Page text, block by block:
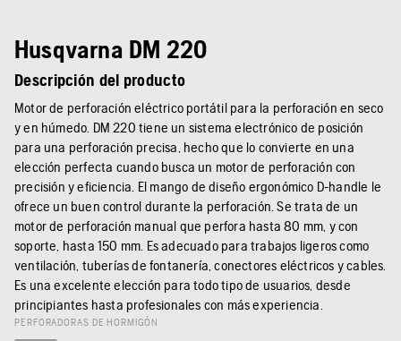
Husqvarna DM 220
Descripción del producto
Motor de perforación eléctrico portátil para la perforación en seco
y en húmedo. DM 220 tiene un sistema electrónico de posición
para una perforación precisa, hecho que lo convierte en una
elección perfecta cuando busca un motor de perforación con
precisión y eficiencia. El mango de diseño ergonómico D-handle le
ofrece un buen control durante la perforación. Se trata de un
motor de perforación manual que perfora hasta 80 mm, y con
soporte, hasta 150 mm. Es adecuado para trabajos ligeros como
ventilación, tuberías de fontanería, conectores eléctricos y cables.
Es una excelente elección para todo tipo de usuarios, desde
principiantes hasta profesionales con más experiencia.
PERFORADORAS DE HORMIGÓN